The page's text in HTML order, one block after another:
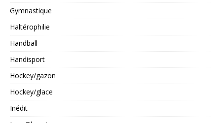
Gymnastique
Haltérophilie
Handball
Handisport
Hockey/gazon
Hockey/glace
Inédit